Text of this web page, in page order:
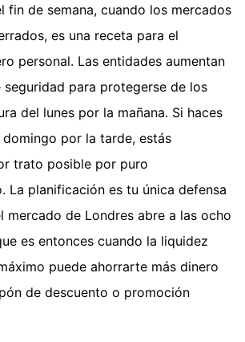
fin de semana, cuando los mercados
es una receta para el
personal. Las entidades aumentan
seguridad para protegerse de los
del lunes por la mañana. Si haces
por la tarde, estás
trato posible por puro
La planificación es tu única defensa
mercado de Londres abre a las ocho
es entonces cuando la liquidez
puede ahorrarte más dinero
de descuento o promoción